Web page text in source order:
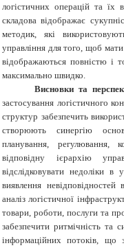
логістичних операцій та їх
складова відображає
методик, які
управління для того, щоб
відображаються повністю і
максимально швидко.
Висновки та
застосування логістичного
структур забезпечить
створюють синергію
планування, регулювання,
відповідну ієрархію
відслідковувати недоліки в
виявлення
аналіз логістичної
товари, роботи, послуги та
забезпечити ритмічність та
інформаційних потоків, що